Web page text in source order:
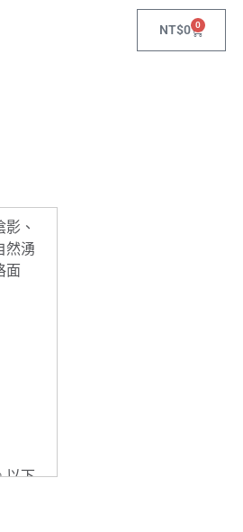
NT$0 0
、
然湧
面
以下